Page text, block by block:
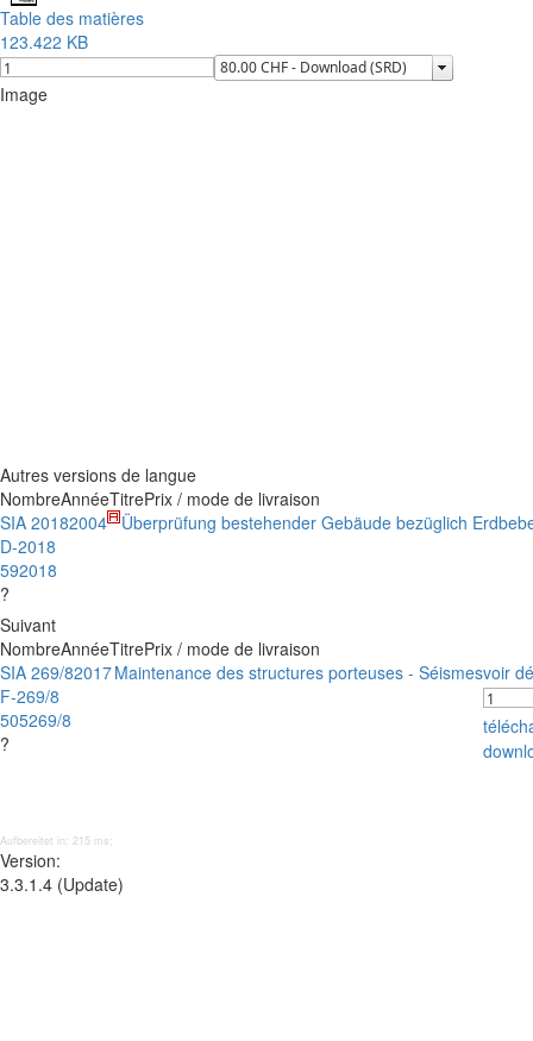
Table des matières
123.422 KB
Image
Autres versions de langue
NombreAnnéeTitrePrix / mode de livraison
SIA 2018
D-2018
592018
?
2004 Überprüfung bestehender Gebäude bezüglich
Suivant
NombreAnnéeTitrePrix / mode de livraison
SIA 269/8
F-269/8
505269/8
?
2017Maintenance des structures porteuses - Séismesvoir
Aufbereitet in: 215 ms;
Version:
3.3.1.4 (Update)